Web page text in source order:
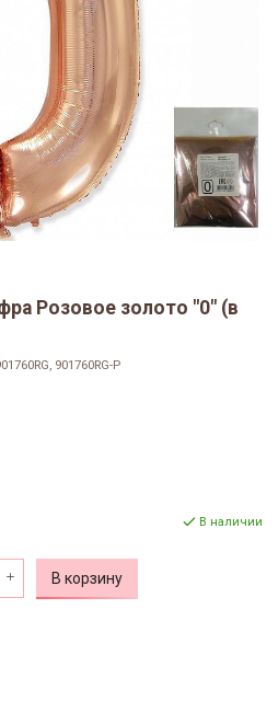
Розовое золото "0" (в
901760RG-P
В наличии
В корзину